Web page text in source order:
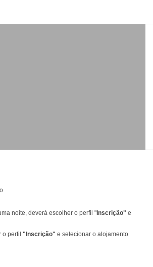
noite, deverá escolher o perfil " Inscrição" e
perfil " Inscrição" e selecionar o alojamento